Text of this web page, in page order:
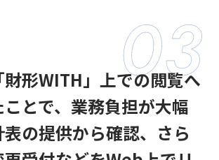
形WITH」上での閲覧へ
とで、業務負担が大幅
の提供から確認、さら